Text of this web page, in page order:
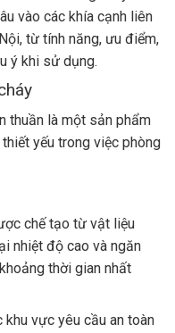
vào các khía cạnh liên
từ tính năng, ưu điểm,
ý khi sử dụng.
thuần là một sản phẩm
yếu trong việc phòng
chế tạo từ vật liệu
nhiệt độ cao và ngăn
thời gian nhất
vực yêu cầu an toàn